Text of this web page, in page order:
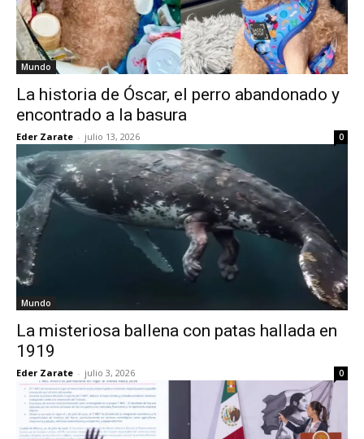
Mundo
La historia de Óscar, el perro abandonado y
encontrado a la basura
Eder Zarate - julio 13, 2026 0
Mundo
La misteriosa ballena con patas hallada en
1919
Eder Zarate - julio 3, 2026 0